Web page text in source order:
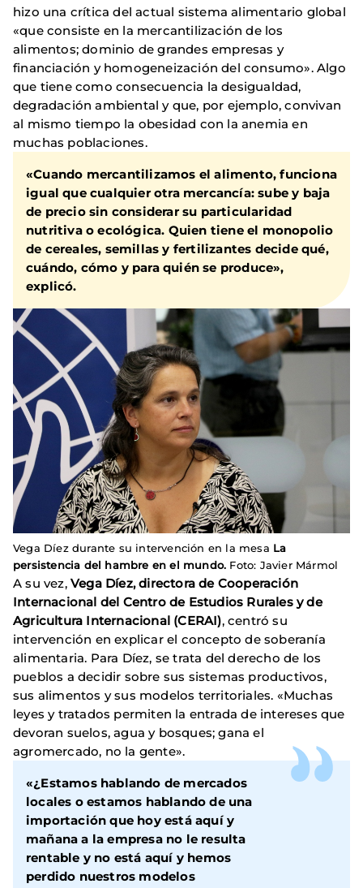
hizo una crítica del actual sistema alimentario global
«que consiste en la mercantilización de los
alimentos; dominio de grandes empresas y
financiación y homogeneización del consumo». Algo
que tiene como consecuencia la desigualdad,
degradación ambiental y que, por ejemplo, convivan
al mismo tiempo la obesidad con la anemia en
muchas poblaciones.
«Cuando mercantilizamos el alimento, funciona
igual que cualquier otra mercancía: sube y baja
de precio sin considerar su particularidad
nutritiva o ecológica. Quien tiene el monopolio
de cereales, semillas y fertilizantes decide qué,
cuándo, cómo y para quién se produce»,
explicó.
Vega Díez durante su intervención en la mesa La
persistencia del hambre en el mundo. Foto: Javier Mármol
A su vez, Vega Díez, directora de Cooperación
Internacional del Centro de Estudios Rurales y de
Agricultura Internacional (CERAI), centró su
intervención en explicar el concepto de soberanía
alimentaria. Para Díez, se trata del derecho de los
pueblos a decidir sobre sus sistemas productivos,
sus alimentos y sus modelos territoriales. «Muchas
leyes y tratados permiten la entrada de intereses que
devoran suelos, agua y bosques; gana el
agromercado, no la gente».
«¿Estamos hablando de mercados
locales o estamos hablando de una
importación que hoy está aquí y
mañana a la empresa no le resulta
rentable y no está aquí y hemos
perdido nuestros modelos